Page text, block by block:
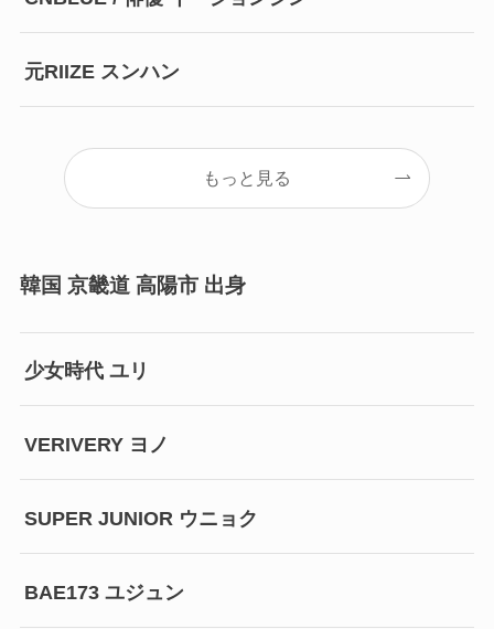
元RIIZE スンハン
もっと見る
韓国 京畿道 高陽市 出身
少女時代 ユリ
VERIVERY ヨノ
SUPER JUNIOR ウニョク
BAE173 ユジュン